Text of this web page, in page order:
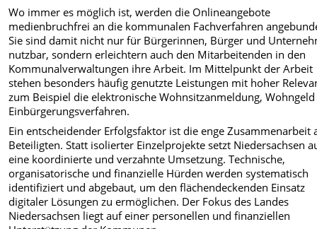
Wo immer es möglich ist, werden die Onlineangebote
medienbruchfrei an die kommunalen Fachverfahren
Sie sind damit nicht nur für Bürgerinnen, Bürger und
nutzbar, sondern erleichtern auch den Mitarbeitenden in den
Kommunalverwaltungen ihre Arbeit. Im Mittelpunkt der Arbeit
stehen besonders häufig genutzte Leistungen mit hoher
zum Beispiel die elektronische Wohnsitzanmeldung,
Einbürgerungsverfahren.
Ein entscheidender Erfolgsfaktor ist die enge Zusammenarbeit
Beteiligten. Statt isolierter Einzelprojekte setzt Niedersachsen
eine koordinierte und verzahnte Umsetzung. Technische,
organisatorische und finanzielle Hürden werden systematisch
identifiziert und abgebaut, um den flächendeckenden Einsatz
digitaler Lösungen zu ermöglichen. Der Fokus des Landes
Niedersachsen liegt auf einer personellen und finanziellen